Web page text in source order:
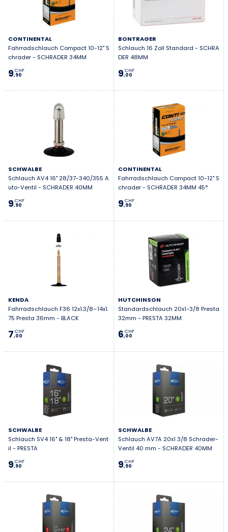
CONTINENTAL
Fahrradschlauch Compact 10-12" S
chrader - SCHRADER 34MM
9,90
CHF
BONTRAGER
Schlauch 16 Zoll Standard - SCHRA
DER 48MM
9,00
CHF
SCHWALBE
Schlauch AV4 16" 28/37-340/355 A
uto-Ventil - SCHRADER 40MM
9,90
CHF
CONTINENTAL
Fahrradschlauch Compact 10-12" S
chrader - SCHRADER 34MM 45°
9,90
CHF
KENDA
Fahrradschlauch F36 12x1.3/8–14x1.
75 Presta 36mm - BLACK
7,00
CHF
HUTCHINSON
Standardschlauch 20x1-3/8 Presta
32mm - PRESTA 32MM
6,00
CHF
SCHWALBE
Schlauch SV4 16" & 18" Presta-Vent
il - PRESTA
9,90
CHF
SCHWALBE
Schlauch AV7A 20x1 3/8 Schrader-
Ventil 40 mm - SCHRADER 40MM
9,90
CHF